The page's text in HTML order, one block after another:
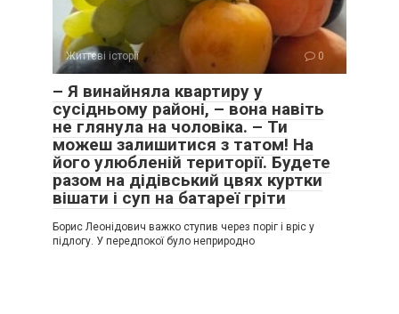
Життєві історії 0
– Я винайняла квартиру у
сусідньому районі, – вона навіть
не глянула на чоловіка. – Ти
можеш залишитися з татом! На
його улюбленій території. Будете
разом на дідівський цвях куртки
вішати і суп на батареї гріти
Борис Леонідович важко ступив через поріг і вріс у
підлогу. У передпокої було неприродно